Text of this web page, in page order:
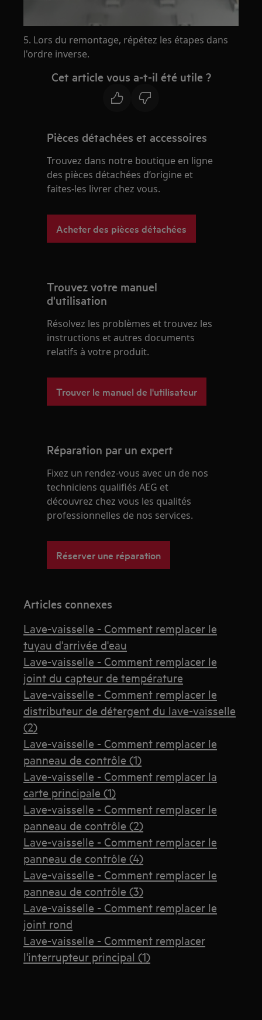
5. Lors du remontage, répétez les étapes dans
l'ordre inverse.
Cet article vous a-t-il été utile ?
Pièces détachées et accessoires
Trouvez dans notre boutique en ligne
des pièces détachées d’origine et
faites-les livrer chez vous.
Acheter des pièces détachées
Trouvez votre manuel
d'utilisation
Résolvez les problèmes et trouvez les
instructions et autres documents
relatifs à votre produit.
Trouver le manuel de l'utilisateur
Réparation par un expert
Fixez un rendez-vous avec un de nos
techniciens qualifiés AEG et
découvrez chez vous les qualités
professionnelles de nos services.
Réserver une réparation
Articles connexes
Lave-vaisselle - Comment remplacer le
tuyau d'arrivée d'eau
Lave-vaisselle - Comment remplacer le
joint du capteur de température
Lave-vaisselle - Comment remplacer le
distributeur de détergent du lave-vaisselle
(2)
Lave-vaisselle - Comment remplacer le
panneau de contrôle (1)
Lave-vaisselle - Comment remplacer la
carte principale (1)
Lave-vaisselle - Comment remplacer le
panneau de contrôle (2)
Lave-vaisselle - Comment remplacer le
panneau de contrôle (4)
Lave-vaisselle - Comment remplacer le
panneau de contrôle (3)
Lave-vaisselle - Comment remplacer le
joint rond
Lave-vaisselle - Comment remplacer
l'interrupteur principal (1)